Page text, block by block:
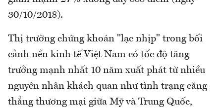
30/10/2018).
Thị trường chứng khoán "lạc nhịp" trong bối
cảnh nền kinh tế Việt Nam có tốc độ tăng
trưởng mạnh nhất 10 năm xuất phát từ nhiều
nguyên nhân khách quan như tình trạng căng
thẳng thương mại giữa Mỹ và Trung Quốc,